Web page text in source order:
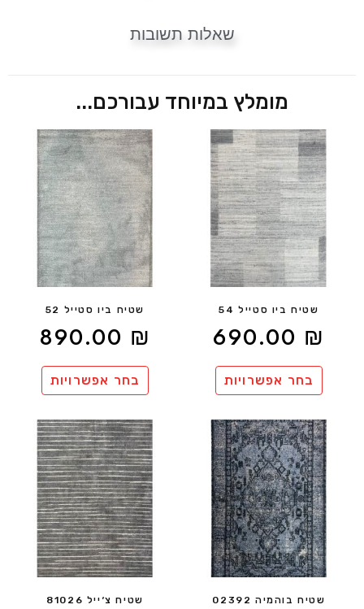
שאלות תשובות
מומלץ במיוחד עבורכם...
שטיח ביו סטייל 54
690.00 ₪
בחר אפשרויות
שטיח ביו סטייל 52
890.00 ₪
בחר אפשרויות
שטיח בוהמיה 02392 שטיח צ׳ייל 81026